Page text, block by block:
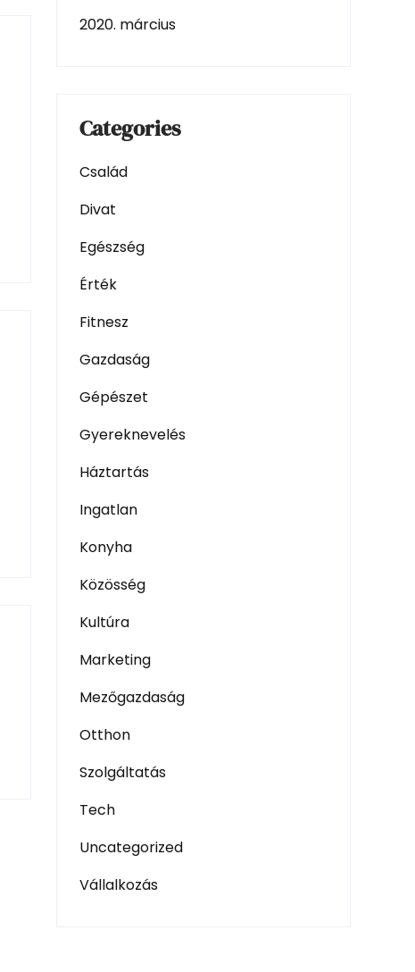
2020. március
Categories
Család
Divat
Egészség
Érték
Fitnesz
Gazdaság
Gépészet
Gyereknevelés
Háztartás
Ingatlan
Konyha
Közösség
Kultúra
Marketing
Mezőgazdaság
Otthon
Szolgáltatás
Tech
Uncategorized
Vállalkozás